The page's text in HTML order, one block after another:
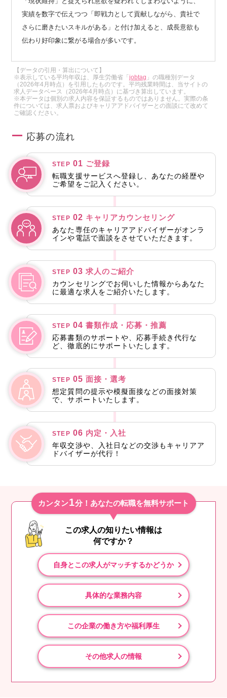
実績を数字で伝えつつ「即戦力として貢献しながら、貴社で
さらに磨きたいスキルがある」と付け加えると、成長意欲も
伝わり好印象に繋がる場合が多いです。
【データの引用・算出について】
※表示している平均年収は、厚生労働省「jobtag 」の職種別データ
（2026年4月時点）を引用したものです。平均残業時間は、当サイトの
求人データベース（2026年4月時点）に基づき算出しています。
※本データは個別の求人内容を保証するものではありません。実際の条
件については、求人票およびキャリアアドバイザーとの面談にて改めて
ご確認ください。
応募の流れ
STEP 01 ご登録
転職支援サービスへ登録し、あなたの経歴や
ご希望をご記入ください。
STEP 02 キャリアカウンセリング
あなた専任のキャリアアドバイザーがオンラ
インや電話で面談をさせていただきます。
STEP 03 求人のご紹介
カウンセリングでお伺いした情報からあなた
に最適な求人をご紹介いたします。
STEP 04 書類作成・応募・推薦
応募書類のサポートや、応募手続き代行な
ど、徹底的にサポートいたします。
STEP 05 面接・選考
想定質問の提示や模擬面接などの面接対策
で、サポートいたします。
STEP 06 内定・入社
年収交渉や、入社日などの交渉もキャリアア
ドバイザーが代行！
カンタン1分！あなたの転職を無料サポート
この求人の知りたい情報は
何ですか？
自身とこの求人がマッチするかどうか
具体的な業務内容
この企業の働き方や福利厚生
その他求人の情報